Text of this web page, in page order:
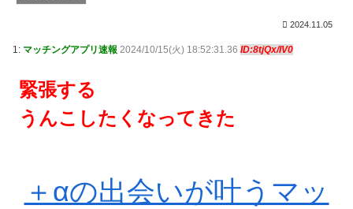
2024.11.05
1: マッチングアプリ速報 2024/10/15(火) 18:52:31.36 ID:8tjQx/IV0
緊張する
うんこしたくなってきた
＋αの出会いが叶うマッ